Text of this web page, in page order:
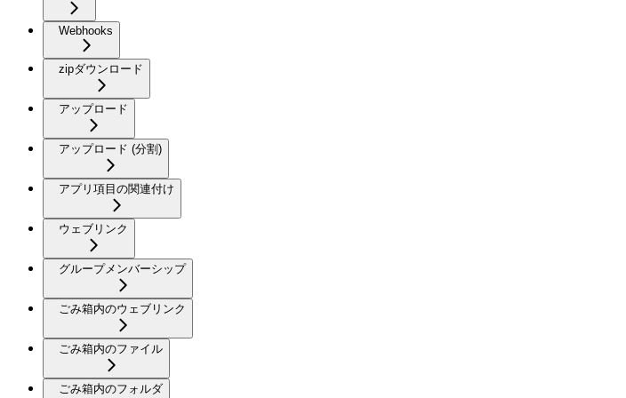
Webhooks
zipダウンロード
アップロード
アップロード (分割)
アプリ項目の関連付け
ウェブリンク
グループメンバーシップ
ごみ箱内のウェブリンク
ごみ箱内のファイル
ごみ箱内のフォルダ